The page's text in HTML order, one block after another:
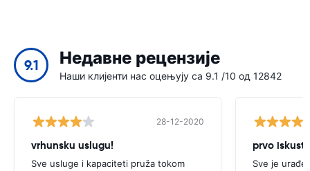
9.1 Недавне рецензије
Наши клијенти нас оцењују са 9.1 /10 од 12842
28-12-2020
vrhunsku uslugu!
Sve usluge i kapaciteti pruža tokom
prvo
Sve je